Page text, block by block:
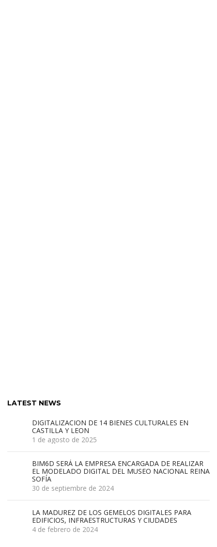
LATEST NEWS
DIGITALIZACION DE 14 BIENES CULTURALES EN
CASTILLA Y LEON
1 de agosto de 2025
BIM6D SERÁ LA EMPRESA ENCARGADA DE REALIZAR
EL MODELADO DIGITAL DEL MUSEO NACIONAL REINA
SOFÍA
30 de septiembre de 2024
LA MADUREZ DE LOS GEMELOS DIGITALES PARA
EDIFICIOS, INFRAESTRUCTURAS Y CIUDADES
4 de febrero de 2024